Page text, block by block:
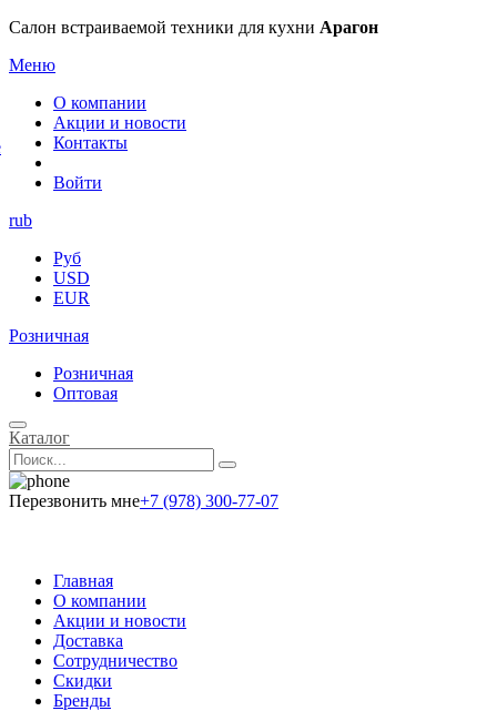
Салон встраиваемой техники для кухни Арагон
Меню
О компании
Акции и новости
Контакты
Войти
rub
Руб
USD
EUR
Розничная
Розничная
Оптовая
Каталог
Перезвонить мне+7 (978) 300-77-07
Главная
О компании
Акции и новости
Доставка
Сотрудничество
Скидки
Бренды